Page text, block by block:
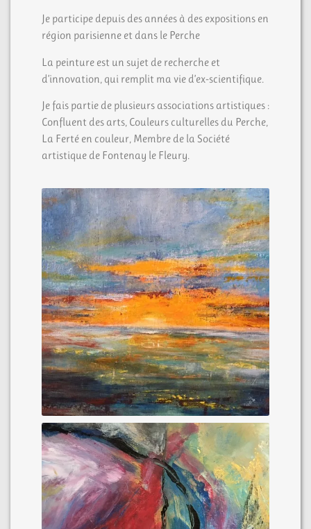
Je participe depuis des années à des expositions en
région parisienne et dans le Perche
La peinture est un sujet de recherche et
d’innovation, qui remplit ma vie d’ex-scientifique.
Je fais partie de plusieurs associations artistiques :
Confluent des arts, Couleurs culturelles du Perche,
La Ferté en couleur, Membre de la Société
artistique de Fontenay le Fleury.